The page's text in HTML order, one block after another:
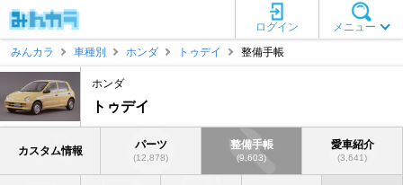
メニュー
ログイン
みんカラ
車種別 ホンダ トゥデイ 整備手帳
ホンダ
トゥデイ
カスタム情報 パーツ
(12,878)
整備手帳
(9,603)
愛車紹介
(3,641)